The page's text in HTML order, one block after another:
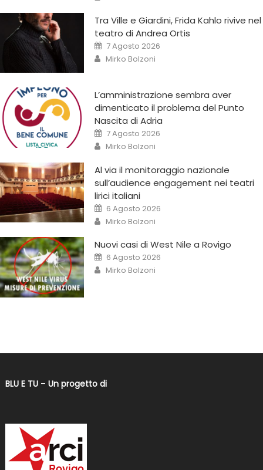
Tra Ville e Giardini, Frida Kahlo rivive nel
teatro di Andrea Ortis
7 Agosto 2026
Mirko Bolzoni
L’amministrazione sembra aver
dimenticato il problema del Punto
Nascita di Adria
7 Agosto 2026
Mirko Bolzoni
Al via il monitoraggio nazionale
sull’audience engagement nei teatri
lirici italiani
6 Agosto 2026
Mirko Bolzoni
Nuovi casi di West Nile a Rovigo
6 Agosto 2026
Mirko Bolzoni
BLU E TU– Un progetto di